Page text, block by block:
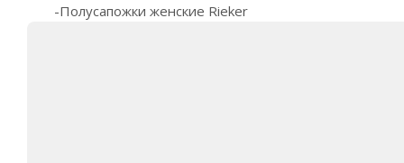
-Полусапожки женские Rieker